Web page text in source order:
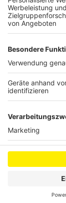
Anzeige
Autor:
Anzeige